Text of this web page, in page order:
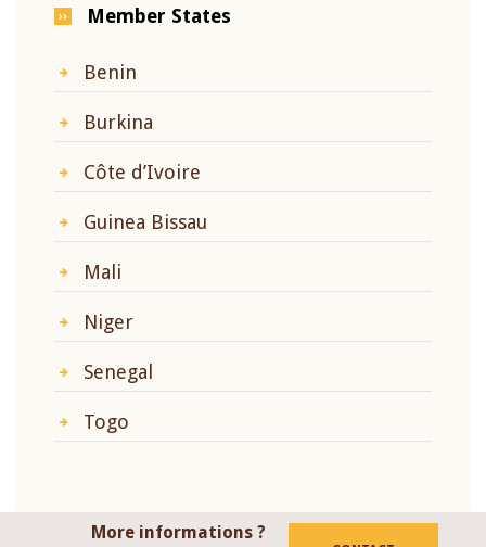
Member States
Benin
Burkina
Côte d’Ivoire
Guinea Bissau
Mali
Niger
Senegal
Togo
More informations ?